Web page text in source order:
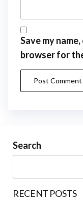
Save my
browser for
Search
RECENT POSTS